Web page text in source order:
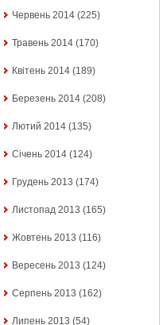
Червень 2014 (225)
Травень 2014 (170)
Квітень 2014 (189)
Березень 2014 (208)
Лютий 2014 (135)
Січень 2014 (124)
Грудень 2013 (174)
Листопад 2013 (165)
Жовтень 2013 (116)
Вересень 2013 (124)
Серпень 2013 (162)
Липень 2013 (54)